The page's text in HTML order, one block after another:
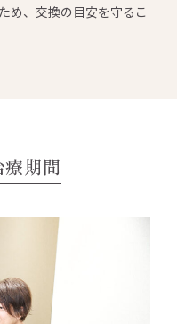
め、交換の目安を守るこ
期間